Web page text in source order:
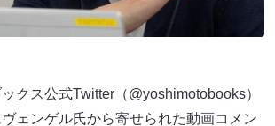
クス公式Twitter（@yoshimotobooks）
ェンゲル氏から寄せられた動画コメン